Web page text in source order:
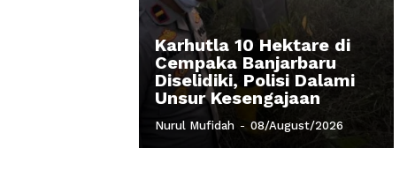
Karhutla 10 Hektare di
Cempaka Banjarbaru
Diselidiki, Polisi Dalami
Unsur Kesengajaan
Nurul Mufidah - 08/August/2026